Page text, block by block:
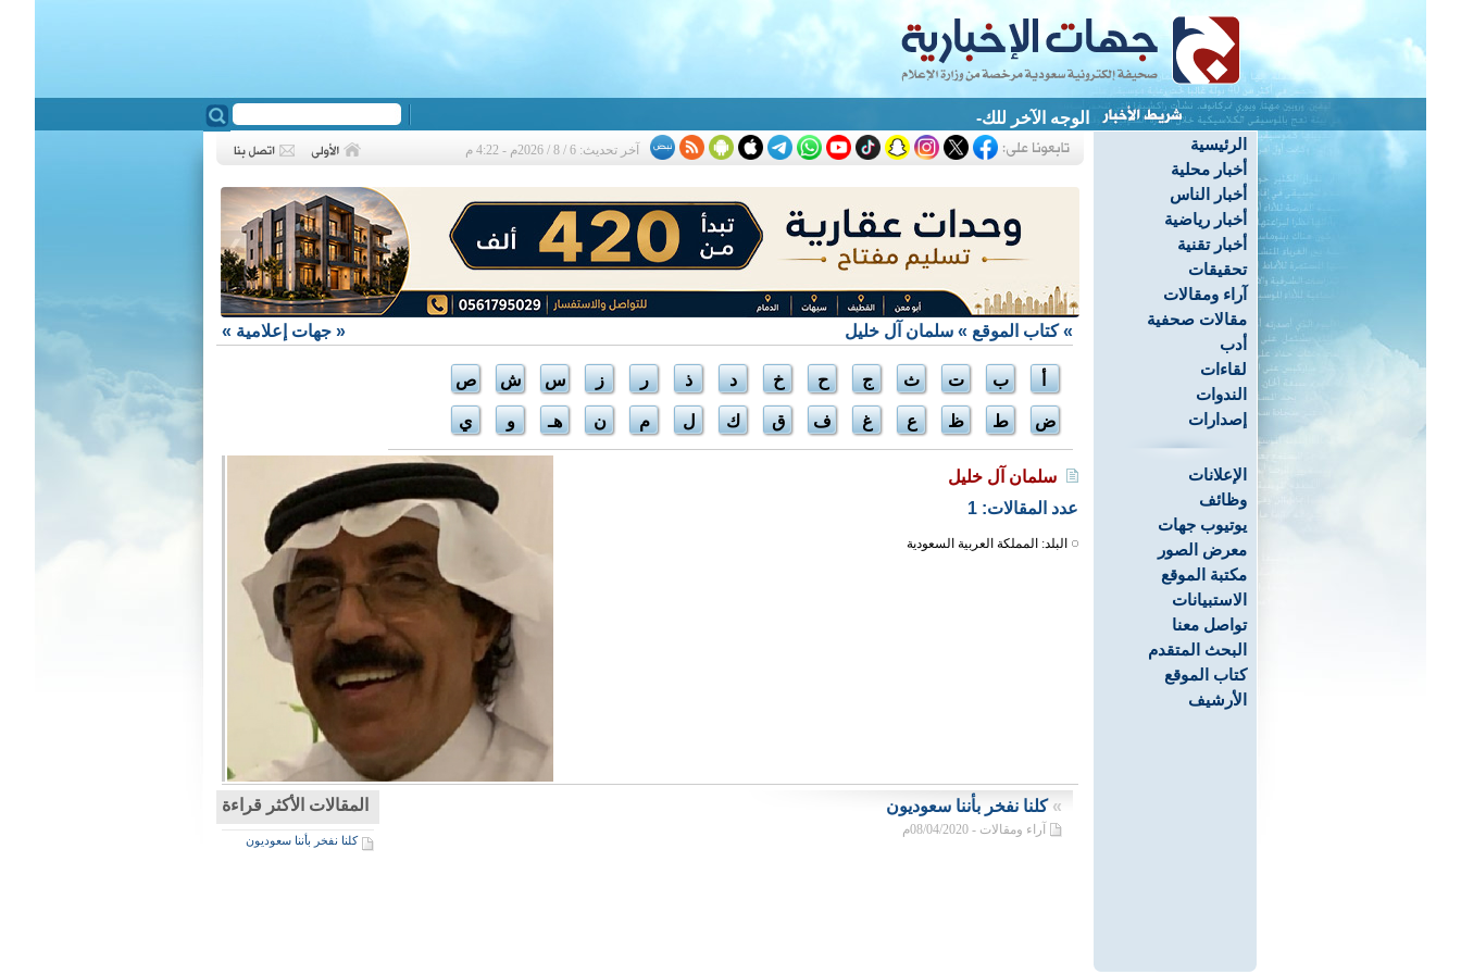
الوجه الآخر للكارثة
الرئيسية
أخبار محلية
أخبار الناس
أخبار رياضية
أخبار تقنية
تحقيقات
آراء ومقالات
مقالات صحفية
أدب
لقاءات
الندوات
إصدارات
الإعلانات
وظائف
يوتيوب جهات
معرض الصور
مكتبة الموقع
الاستبيانات
تواصل معنا
البحث المتقدم
كتاب الموقع
الأرشيف
آخر تحديث: 6 / 8 / 2026م - 4:22 م
❮
« جهات إعلامية » »كتاب الموقع » سلمان آل خليل
أ ب ت ث ج ح خ د ذ ر ز س ش ص
ض ط ظ ع غ ف ق ك ل م ن هـ و ي
سلمان آل خليل
عدد المقالات: 1
البلد: المملكة العربية السعودية
المقالات الأكثر قراءة
كلنا نفخر بأننا سعوديون
»كلنا نفخر بأننا سعوديون
آراء ومقالات - 08/04/2020م